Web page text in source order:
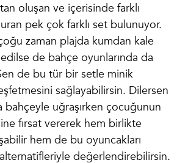
oluşan ve içerisinde farklı
pek çok farklı set bulunuyor.
zaman plajda kumdan kale
de bahçe oyunlarında da
de bu tür bir setle minik
sağlayabilirsin. Dilersen
uğraşırken çocuğunun
fırsat vererek hem birlikte
hem de bu oyuncakları
değerlendirebilirsin.